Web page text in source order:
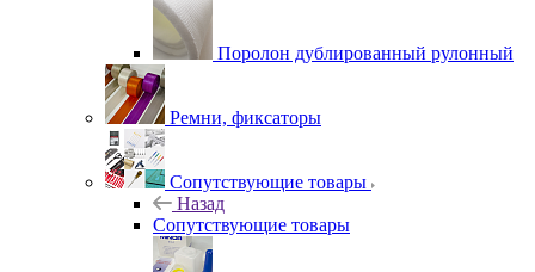
Поролон дублированный рулонный
Ремни, фиксаторы
Сопутствующие товары
Назад
Сопутствующие товары